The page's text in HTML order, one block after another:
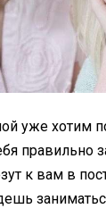
уже хотим
правильно
к вам в